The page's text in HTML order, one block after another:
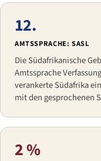
12.
AMTSSPRACHE: SASL
Die Südafrikanische
Amtssprache
verankerte Südafrika
mit den gesprochenen
2 %